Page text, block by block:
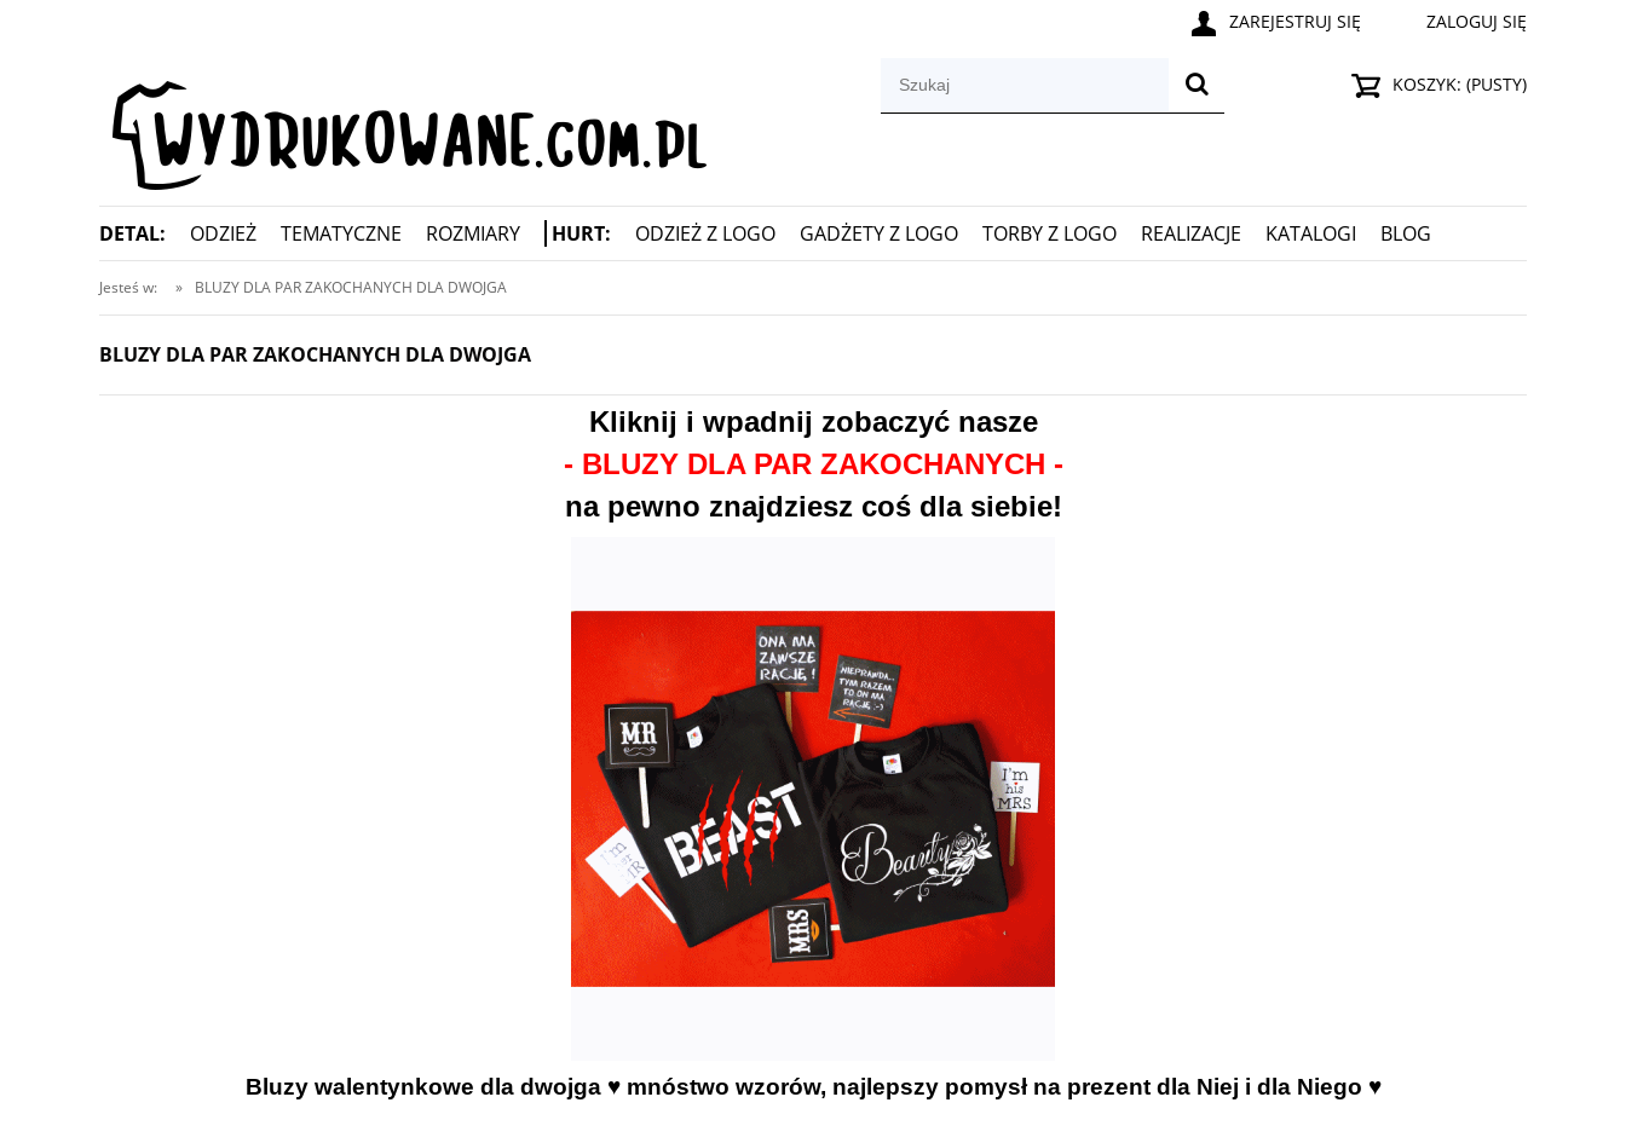
ZAREJESTRUJ SIĘ ZALOGUJ SIĘ
KOSZYK: (PUSTY)
DETAL: ODZIEŻ TEMATYCZNE ROZMIARY HURT: ODZIEŻ Z LOGO GADŻETY Z LOGO TORBY Z LOGO REALIZACJE KATALOGI
BLOG
KONTAKT
Jesteś w: » BLUZY DLA PAR ZAKOCHANYCH DLA DWOJGA
BLUZY DLA PAR ZAKOCHANYCH DLA DWOJGA
Kliknij i wpadnij zobaczyć nasze
- BLUZY DLA PAR ZAKOCHANYCH -
na pewno znajdziesz coś dla siebie!
Bluzy walentynkowe dla dwojga ♥ mnóstwo wzorów, najlepszy pomysł na prezent dla Niej i dla Niego ♥